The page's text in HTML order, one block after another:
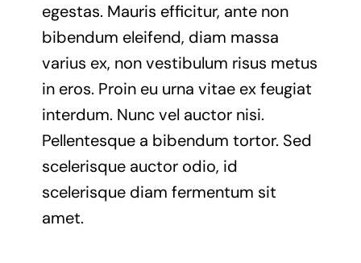
egestas. Mauris efficitur, ante non
bibendum eleifend, diam massa
varius ex, non vestibulum risus metus
in eros. Proin eu urna vitae ex feugiat
interdum. Nunc vel auctor nisi.
Pellentesque a bibendum tortor. Sed
scelerisque auctor odio, id
scelerisque diam fermentum sit
amet.